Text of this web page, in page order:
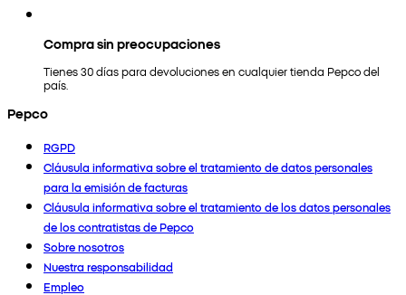
Compra sin preocupaciones
Tienes 30 días para devoluciones en cualquier tienda Pepco del
país.
Pepco
RGPD
Cláusula informativa sobre el tratamiento de datos personales
para la emisión de facturas
Cláusula informativa sobre el tratamiento de los datos personales
de los contratistas de Pepco
Sobre nosotros
Nuestra responsabilidad
Empleo